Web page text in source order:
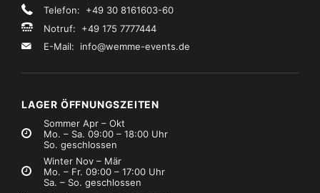
Telefon: +49 30 8161603-60
Notruf: +49 175 7777444
E-Mail: info@wemme-events.de
LAGER ÖFFNUNGSZEITEN
Sommer Apr – Okt
Mo. – Sa. 09:00 – 18:00 Uhr
So. geschlossen
Winter Nov – Mär
Mo. – Fr. 09:00 – 17:00 Uhr
Sa. – So. geschlossen